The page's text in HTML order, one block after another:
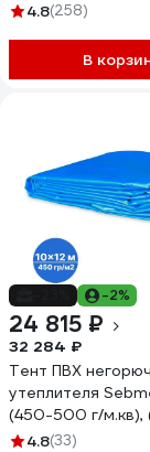
4.8(258)
В
-2%
24 815 ₽
32 284 ₽
Тент ПВХ
утеплителя
(450-500 г/м.кв),
TD07904501012П
4.8(33)